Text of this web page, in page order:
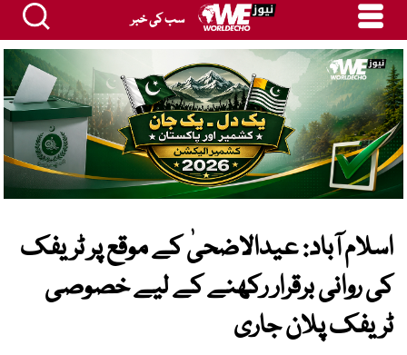
سب کی خبر
اسلام آباد: عیدالاضحیٰ کے موقع پر ٹریفک
کی روانی برقرار رکھنے کے لیے خصوصی
ٹریفک پلان جاری